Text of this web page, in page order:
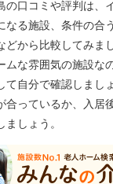
の口コミや評判は、
なる施設、条件の合
どから比較してみま
ムな雰囲気の施設な
て自分で確認しまし
合っているか、入居
ましょう。